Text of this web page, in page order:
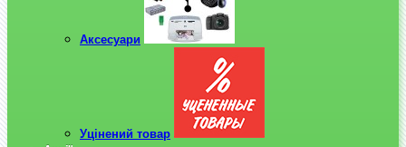
Аксесуари
Уцінений товар